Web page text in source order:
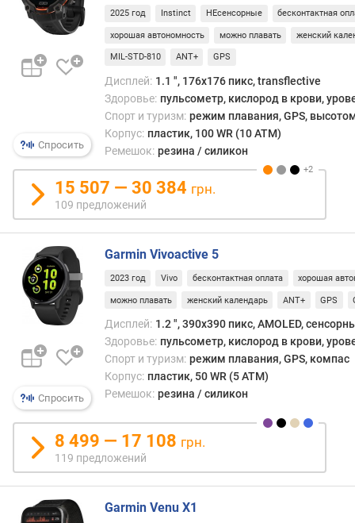
и
а
о
н
(
"
)
P
P
(
p
p
i
)
е
о
с
т
ь
а
к
к
Спросить
2025 год Instinct НЕсенсорные бесконтактная
хорошая автономность можно плавать женский
MIL-STD-810 ANT+ GPS
Дисплей: 1.1 ", 176x176 пикс, transflective
Здоровье: пульсометр, кислород в крови,
Спорт и туризм: режим плавания, GPS,
Корпус: пластик, 100 WR (10 ATM)
Ремешок: резина / силикон
15 507 — 30 384 грн.
109 предложений
Спросить
Garmin Vivoactive 5
2023 год Vivo бесконтактная оплата хорошая
можно плавать женский календарь ANT+ GPS
Дисплей: 1.2 ", 390х390 пикс, AMOLED,
Здоровье: пульсометр, кислород в крови,
Спорт и туризм: режим плавания, GPS, компас
Корпус: пластик, 50 WR (5 ATM)
Ремешок: резина / силикон
8 499 — 17 108 грн.
119 предложений
Garmin Venu X1